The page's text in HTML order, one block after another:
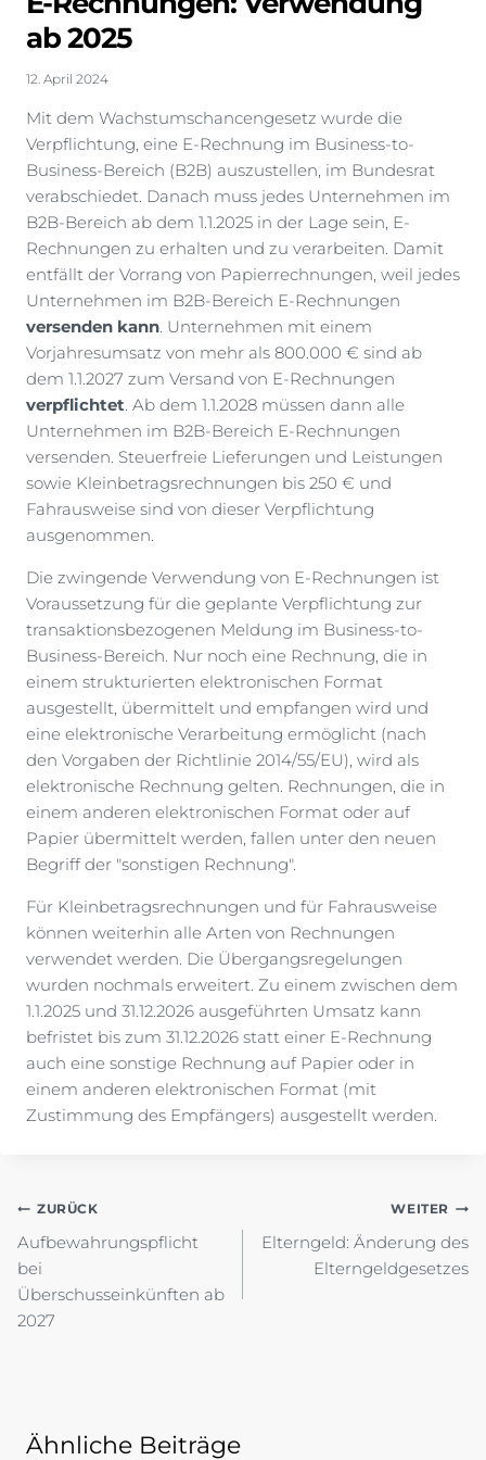
ab 2025
12. April 2024
Mit dem Wachstumschancengesetz wurde die
Verpflichtung, eine E-Rechnung im Business-to-
Business-Bereich (B2B) auszustellen, im Bundesrat
verabschiedet. Danach muss jedes Unternehmen im
B2B-Bereich ab dem 1.1.2025 in der Lage sein, E-
Rechnungen zu erhalten und zu verarbeiten. Damit
entfällt der Vorrang von Papierrechnungen, weil jedes
Unternehmen im B2B-Bereich E-Rechnungen
versenden kann . Unternehmen mit einem
Vorjahresumsatz von mehr als 800.000 € sind ab
dem 1.1.2027 zum Versand von E-Rechnungen
verpflichtet . Ab dem 1.1.2028 müssen dann alle
Unternehmen im B2B-Bereich E-Rechnungen
versenden. Steuerfreie Lieferungen und Leistungen
sowie Kleinbetragsrechnungen bis 250 € und
Fahrausweise sind von dieser Verpflichtung
ausgenommen.
Die zwingende Verwendung von E-Rechnungen ist
Voraussetzung für die geplante Verpflichtung zur
transaktionsbezogenen Meldung im Business-to-
Business-Bereich. Nur noch eine Rechnung, die in
einem strukturierten elektronischen Format
ausgestellt, übermittelt und empfangen wird und
eine elektronische Verarbeitung ermöglicht (nach
den Vorgaben der Richtlinie 2014/55/EU), wird als
elektronische Rechnung gelten. Rechnungen, die in
einem anderen elektronischen Format oder auf
Papier übermittelt werden, fallen unter den neuen
Begriff der "sonstigen Rechnung".
Für Kleinbetragsrechnungen und für Fahrausweise
können weiterhin alle Arten von Rechnungen
verwendet werden. Die Übergangsregelungen
wurden nochmals erweitert. Zu einem zwischen dem
1.1.2025 und 31.12.2026 ausgeführten Umsatz kann
befristet bis zum 31.12.2026 statt einer E-Rechnung
auch eine sonstige Rechnung auf Papier oder in
einem anderen elektronischen Format (mit
Zustimmung des Empfängers) ausgestellt werden.
Beitragsnavigation
ZURÜCK
Aufbewahrungspflicht
bei
Überschusseinkünften ab
2027
WEITER
Elterngeld: Änderung des
Elterngeldgesetzes
Ähnliche Beiträge